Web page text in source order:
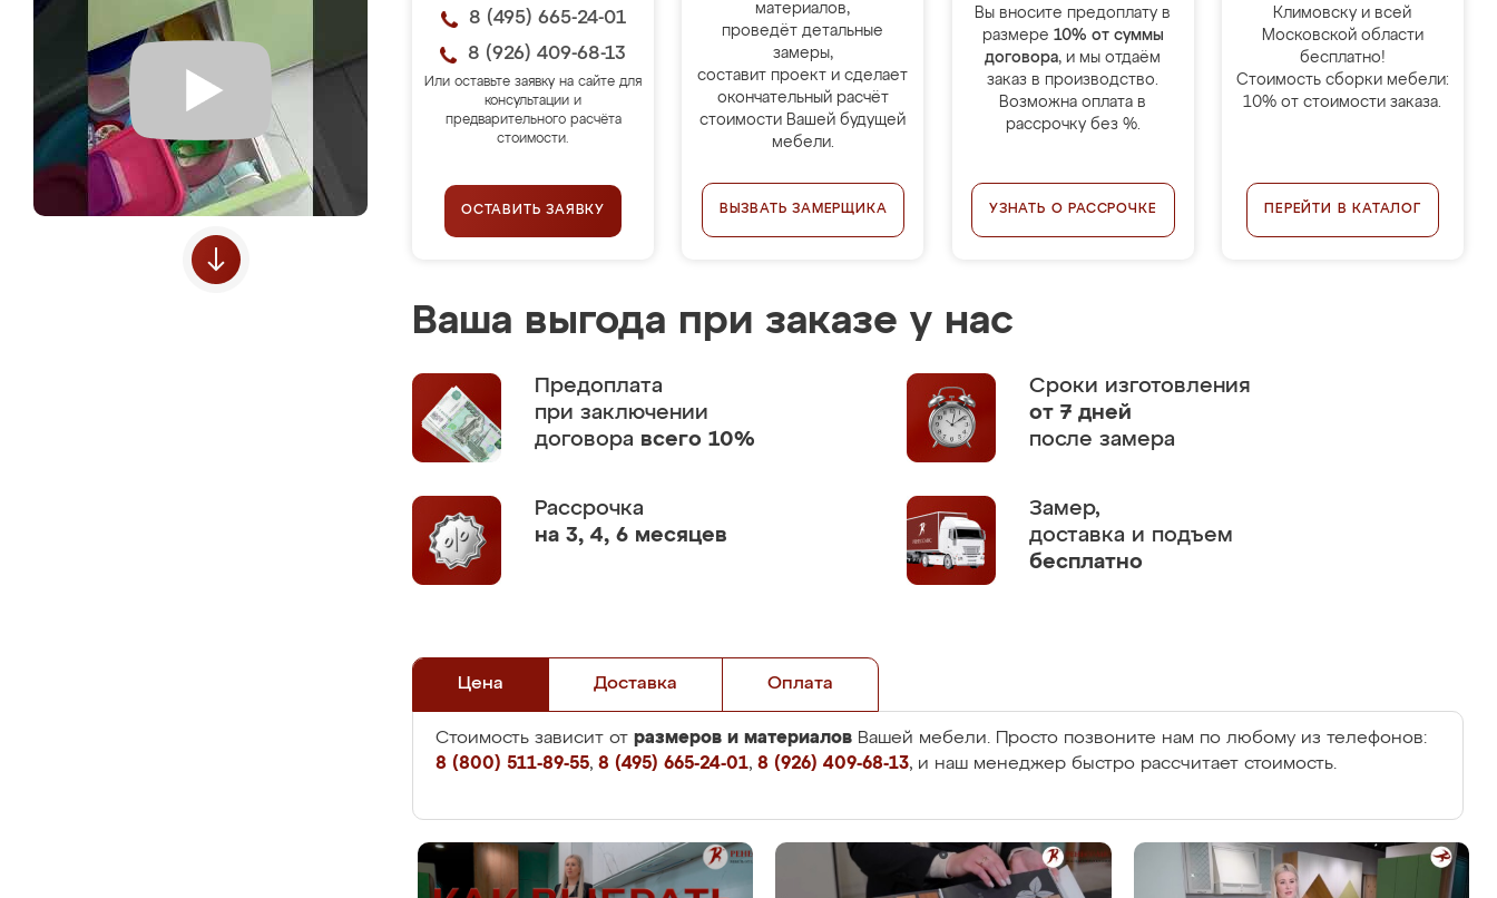
8 (495) 665-24-01
8 (926) 409-68-13
Или оставьте заявку на сайте для
консультации и
предварительного расчёта
стоимости.
ОСТАВИТЬ ЗАЯВКУ
материалов,
проведёт детальные
замеры,
составит проект и сделает
окончательный расчёт
стоимости Вашей будущей
мебели.
ВЫЗВАТЬ ЗАМЕРЩИКА
Вы вносите предоплату в
размере 10% от суммы
договора, и мы отдаём
заказ в производство.
Возможна оплата в
рассрочку без %.
УЗНАТЬ О РАССРОЧКЕ
Климовску и всей
Московской области
бесплатно!
Стоимость сборки мебели:
10% от стоимости заказа.
ПЕРЕЙТИ В КАТАЛОГ
Ваша выгода при заказе у нас
Предоплата
при заключении
договора всего 10%
Сроки изготовления
от 7 дней
после замера
Рассрочка
на 3, 4, 6 месяцев
Замер,
доставка и подъем
бесплатно
Цена Доставка Оплата
Стоимость зависит от размеров и материалов Вашей мебели. Просто позвоните нам по любому из телефонов:
8 (800) 511-89-55, 8 (495) 665-24-01, 8 (926) 409-68-13, и наш менеджер быстро рассчитает стоимость.